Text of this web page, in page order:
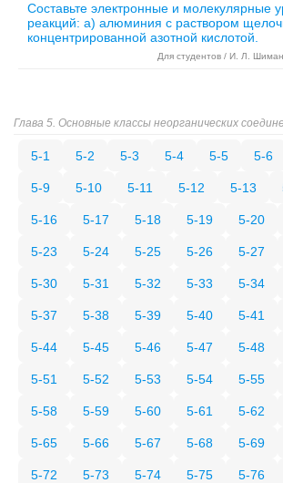
Составьте электронные и молекулярные
реакций: а) алюминия с раствором
концентрированной азотной кислотой.
Для студентов / И. Л.
Глава 5. Основные классы неорганических
5-1 5-2 5-3 5-4 5-5 5-6
5-9 5-10 5-11 5-12 5-13
5-16 5-17 5-18 5-19 5-20
5-23 5-24 5-25 5-26 5-27
5-30 5-31 5-32 5-33 5-34
5-37 5-38 5-39 5-40 5-41
5-44 5-45 5-46 5-47 5-48
5-51 5-52 5-53 5-54 5-55
5-58 5-59 5-60 5-61 5-62
5-65 5-66 5-67 5-68 5-69
5-72 5-73 5-74 5-75 5-76